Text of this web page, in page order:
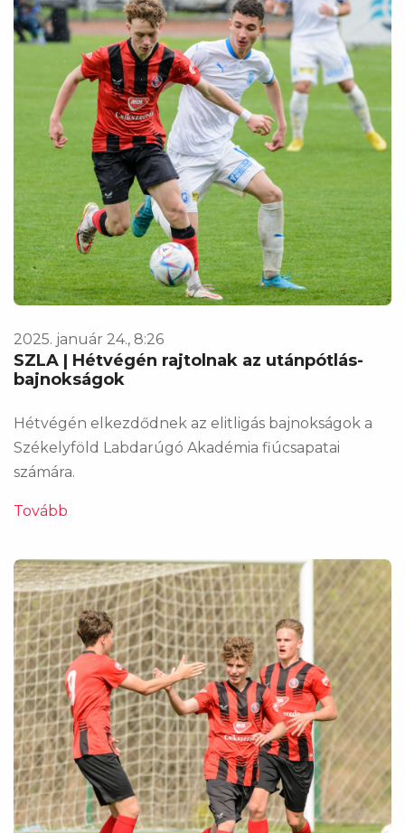
2025. január 24., 8:26
SZLA | Hétvégén rajtolnak az utánpótlás-
bajnokságok
Hétvégén elkezdődnek az elitligás bajnokságok a
Székelyföld Labdarúgó Akadémia fiúcsapatai
számára.
Tovább